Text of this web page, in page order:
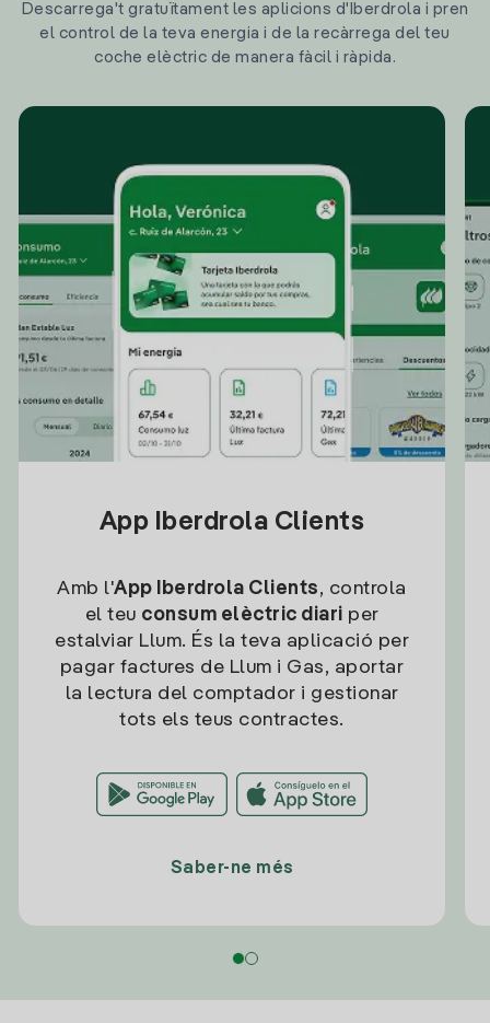
Descarrega't gratuïtament les aplicions d'Iberdrola i pren
el control de la teva energia i de la recàrrega del teu
coche elèctric de manera fàcil i ràpida.
App Iberdrola Clients
Amb l'App Iberdrola Clients, controla
el teu consum elèctric diari per
estalviar Llum. És la teva aplicació per
pagar factures de Llum i Gas, aportar
la lectura del comptador i gestionar
tots els teus contractes.
Saber-ne més